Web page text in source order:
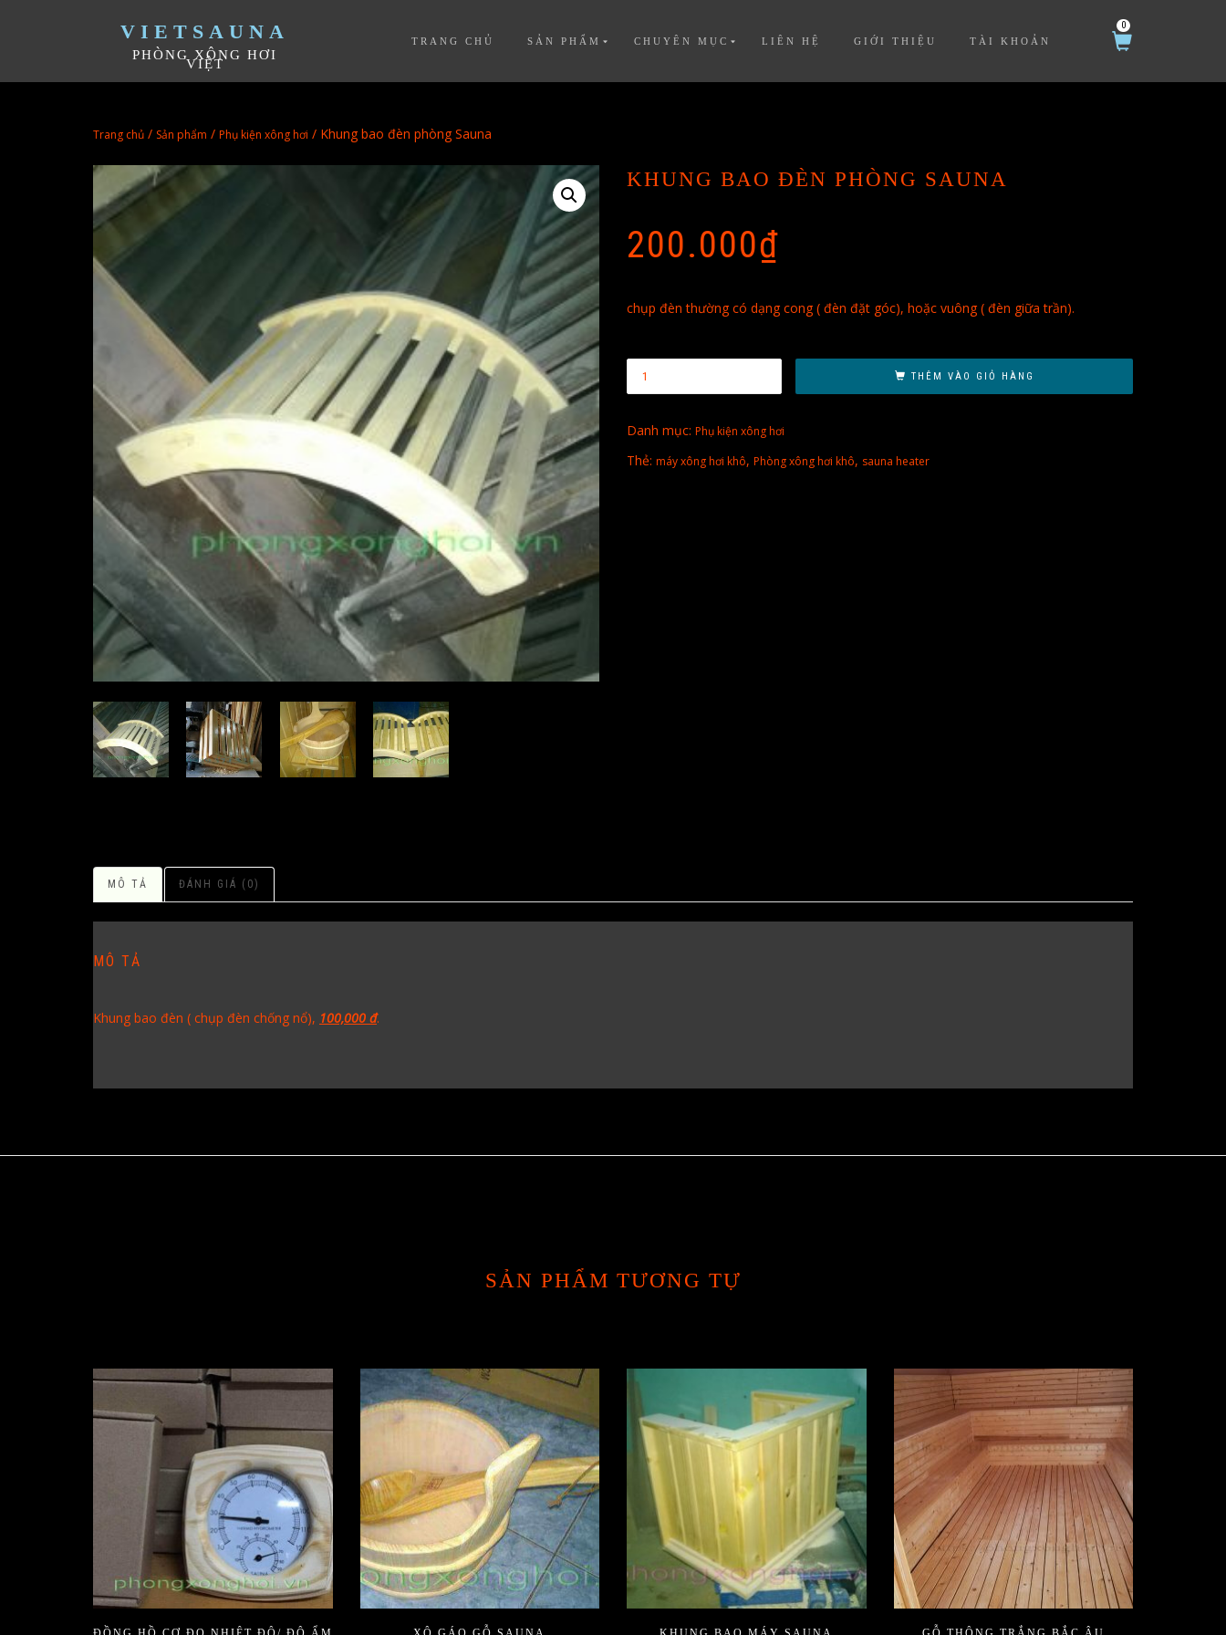
VIETSAUNA
PHÒNG XÔNG HƠI
VIỆT
TRANG CHỦ SẢN PHẨM CHUYÊN MỤC LIÊN HỆ GIỚI THIỆU TÀI KHOẢN
0
Trang chủ / Sản phẩm / Phụ kiện xông hơi / Khung bao đèn phòng Sauna
KHUNG BAO ĐÈN PHÒNG SAUNA
200.000₫
chụp đèn thường có dạng cong ( đèn đặt góc), hoặc vuông ( đèn giữa trần).
THÊM VÀO GIỎ HÀNG
Danh mục: Phụ kiện xông hơi
Thẻ: máy xông hơi khô, Phòng xông hơi khô, sauna heater
MÔ TẢ ĐÁNH GIÁ (0)
MÔ TẢ
Khung bao đèn ( chụp đèn chống nổ), 100,000 đ.
SẢN PHẨM TƯƠNG TỰ